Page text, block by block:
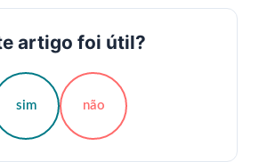
artigo foi útil?
sim não